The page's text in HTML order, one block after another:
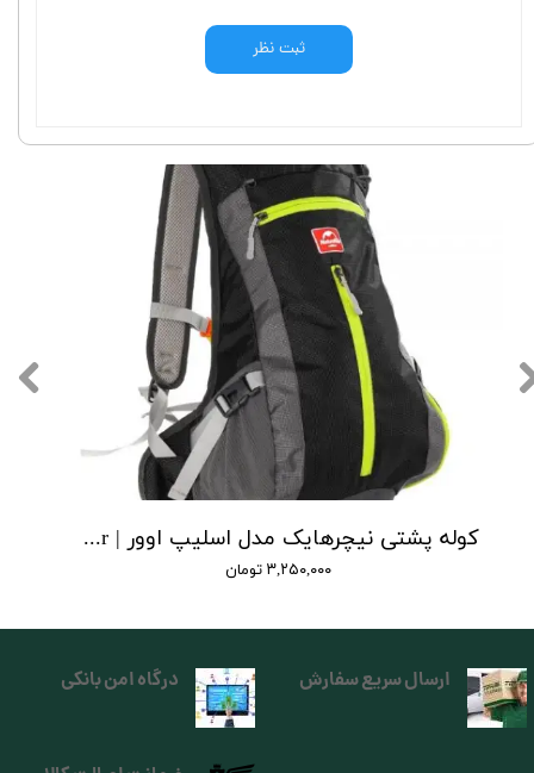
ثبت نظر
کوله پشتی نیچرهایک مدل اسلیپ اوور | riding backpack with helmet slip-over
۳,۲۵۰,۰۰۰ تومان
ارسال سریع سفارش درگاه امن بانکی